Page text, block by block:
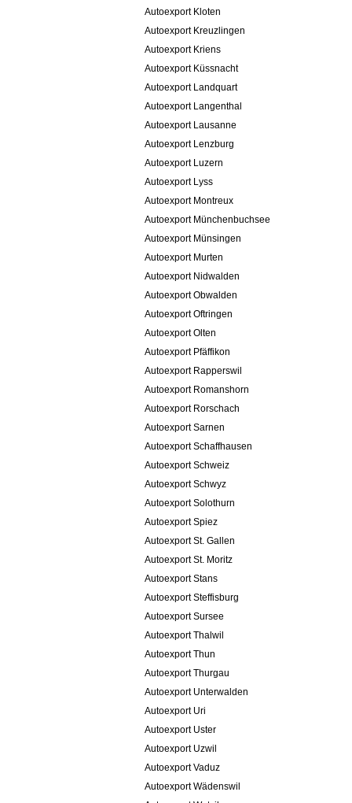
Autoexport Kloten
Autoexport Kreuzlingen
Autoexport Kriens
Autoexport Küssnacht
Autoexport Landquart
Autoexport Langenthal
Autoexport Lausanne
Autoexport Lenzburg
Autoexport Luzern
Autoexport Lyss
Autoexport Montreux
Autoexport Münchenbuchsee
Autoexport Münsingen
Autoexport Murten
Autoexport Nidwalden
Autoexport Obwalden
Autoexport Oftringen
Autoexport Olten
Autoexport Pfäffikon
Autoexport Rapperswil
Autoexport Romanshorn
Autoexport Rorschach
Autoexport Sarnen
Autoexport Schaffhausen
Autoexport Schweiz
Autoexport Schwyz
Autoexport Solothurn
Autoexport Spiez
Autoexport St. Gallen
Autoexport St. Moritz
Autoexport Stans
Autoexport Steffisburg
Autoexport Sursee
Autoexport Thalwil
Autoexport Thun
Autoexport Thurgau
Autoexport Unterwalden
Autoexport Uri
Autoexport Uster
Autoexport Uzwil
Autoexport Vaduz
Autoexport Wädenswil